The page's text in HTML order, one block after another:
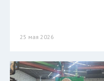
25 мая 2026